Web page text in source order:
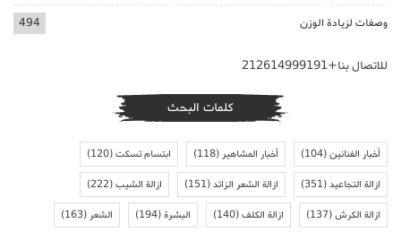
وصفات لزيادة الوزن 494
للاتصال بنا+212614999191
كلمات البحث
أخبار الفنانين(104) أخبار المشاهير(118) ابتسام تسكت(120)
ازالة التجاعيد(351) ازالة الشعر الزائد(151) ازالة الشيب(222)
ازالة الكرش(137) ازالة الكلف(140) البشرة(194) الشعر(163)